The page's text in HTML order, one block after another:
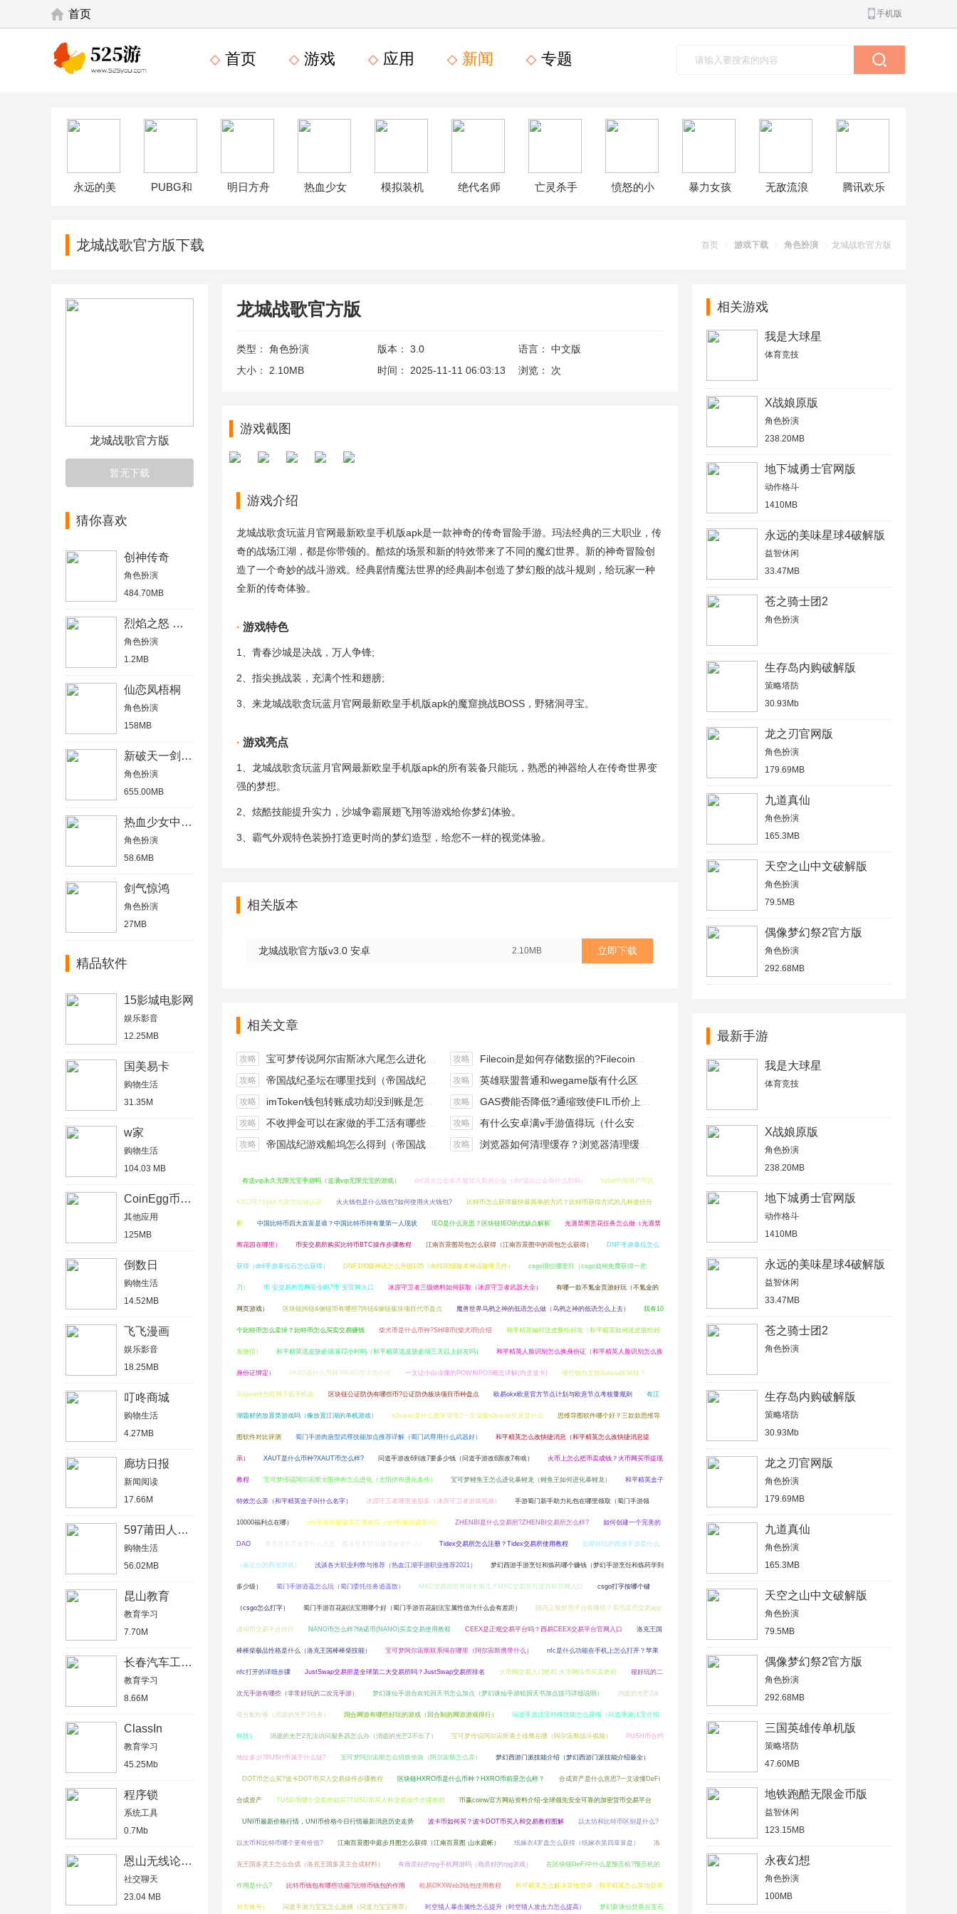
首页 手机版
首页 游戏 应用 新闻 专题
永远的美
解版
PUBG和
验服
明日方舟 热血少女 模拟装机 绝代名师 亡灵杀手 愤怒的小 暴力女孩
化版
无敌流浪 腾讯欢乐
版
首页 > 游戏下载 > 角色扮演 > 龙城战歌官方版
龙城战歌官方版下载
龙城战歌官方版
暂无下载
猜你喜欢
创神传奇
角色扮演
484.70MB
烈焰之怒 怀旧服
角色扮演
1.2MB
仙恋凤梧桐
角色扮演
158MB
新破天一剑官网版
角色扮演
655.00MB
热血少女中文数字版
角色扮演
58.6MB
剑气惊鸿
角色扮演
27MB
精品软件
15影城电影网
娱乐影音
12.25MB
国美易卡
购物生活
31.35M
w家
购物生活
104.03 MB
CoinEgg币蛋网
其他应用
125MB
倒数日
购物生活
14.52MB
飞飞漫画
娱乐影音
18.25MB
叮咚商城
购物生活
4.27MB
廊坊日报
新闻阅读
17.66M
597莆田人才网
购物生活
56.02MB
昆山教育
教育学习
7.70M
长春汽车工业高等专科学校
教育学习
8.66M
ClassIn
教育学习
45.25Mb
程序锁
系统工具
0.7Mb
恩山无线论坛免邀请码版
社交聊天
23.04 MB
龙城战歌官方版
类型： 角色扮演 版本： 3.0 语言：
中文版
大小：
2.10MB 时间： 2025-11-11 06:03:13 浏览： 次
游戏截图
游戏介绍
龙城战歌贪玩蓝月官网最新欧皇手机版apk是一款神奇的传奇冒险手游。玛法经典的三大职业，传
奇的战场江湖，都是你带领的。酷炫的场景和新的特效带来了不同的魔幻世界。新的神奇冒险创
造了一个奇妙的战斗游戏。经典剧情魔法世界的经典副本创造了梦幻般的战斗规则，给玩家一种
全新的传奇体验。
游戏特色
1、青春沙城是决战，万人争锋;
2、指尖挑战装，充满个性和翅膀;
3、来龙城战歌贪玩蓝月官网最新欧皇手机版apk的魔窟挑战BOSS，野猪洞寻宝。
游戏亮点
1、龙城战歌贪玩蓝月官网最新欧皇手机版apk的所有装备只能玩，熟悉的神器给人在传奇世界变
强的梦想。
2、炫酷技能提升实力，沙城争霸展翅飞翔等游戏给你梦幻体验。
3、霸气外观特色装扮打造更时尚的梦幻造型，给您不一样的视觉体验。
相关版本
龙城战歌官方版v3.0 安卓 2.10MB 立即下载
相关文章
攻略 宝可梦传说阿尔宙斯冰六尾怎么进化（宝可梦冰六尾怎么得） 攻略 Filecoin是如何存储数据的?Filecoin的价值体现和未来前景分析
攻略 帝国战纪圣坛在哪里找到（帝国战纪游戏攻略） 攻略 英雄联盟普通和wegame版有什么区别（英雄联盟wegame版和英雄联盟）
攻略 imToken钱包转账成功却没到账是怎么回事? 攻略 GAS费能否降低?通缩致使FIL币价上涨,近看1000U
攻略 不收押金可以在家做的手工活有哪些？四个可以操作的小项目真是可靠 攻略 有什么安卓满v手游值得玩（什么安卓手游好玩）
攻略 帝国战纪游戏船坞怎么得到（帝国战纪战役攻略） 攻略 浏览器如何清理缓存？浏览器清理缓存快捷键
有送vip永久无限元宝手游吗（送满vip无限元宝的游戏） dnf退出公会多久能加入新的公会（dnf退出公会有什么影响） bybit中国用户可以
KYC吗？bybit大陆怎么做认证 火火钱包是什么钱包?如何使用火火钱包? 比特币怎么获得最快最简单的方式？比特币获得方式的几种途径分
析 中国比特币四大首富是谁？中国比特币持有量第一人现状 IEO是什么意思？区块链IEO的优缺点解析 光遇禁阁赏花任务怎么做（光遇禁
阁花园在哪里） 币安交易所购买比特币BTC操作步骤教程 江南百景图荷包怎么获得（江南百景图中的荷包怎么获得） DNF手游泰拉怎么
获得（dnf手游泰拉石怎么获得） DNF100级神话怎么升级105（dnf100级版本神话能带几件） csgo排位哪里打（csgo如何免费获得一把
刀） 币 安交易所官网安全吗?币 安官网入口 冰原守卫者三级燃料如何获取（冰原守卫者武器大全） 有哪一款不氪金页游好玩（不氪金的
网页游戏） 区块链跨链&侧链币有哪些?跨链&侧链板块项目代币盘点 魔兽世界乌鸦之神的低语怎么做（乌鸦之神的低语怎么上去） 我有10
个比特币怎么卖掉？比特币怎么买卖交易赚钱 柴犬币是什么币种?SHIB币(柴犬币)介绍 和平精英如何送皮肤给好友（和平精英如何送皮肤给好
友微信） 和平精英送皮肤必须满72小时吗（和平精英送皮肤必须三天以上好友吗） 和平精英人脸识别怎么换身份证（和平精英人脸识别怎么换
身份证绑定） PAXG是什么币种?PAXG币详细介绍 一文让小白读懂的POW和POS概念详解(内含波卡) 哪些钱包支持Solana区块链？
Solana钱包官网下载手机版 区块链公证防伪有哪些币?公证防伪板块项目币种盘点 欧易okx欧意官方节点计划与欧意节点考核量规则 有江
湖题材的放置类游戏吗（像放置江湖的单机游戏） o3swap是什么数字货币?一文读懂o3swap究竟是什么 思维导图软件哪个好？三款款思维导
图软件对比评测 蜀门手游肉盾型武尊技能加点推荐详解（蜀门武尊用什么武器好） 和平精英怎么改快捷消息（和平精英怎么改快捷消息提
示） XAUT是什么币种?XAUT币怎么样? 问道手游改6到改7要多少钱（问道手游改6跟改7有啥） 火币上怎么把币卖成钱？火币网买币提现
教程 宝可梦传说阿尔宙斯太阳伊布怎么进化（太阳伊布进化条件） 宝可梦鲤鱼王怎么进化暴鲤龙（鲤鱼王如何进化暴鲤龙） 和平精英盒子
特效怎么弄（和平精英盒子叫什么名字） 冰原守卫者哪里油脂多（冰原守卫者游戏视频） 手游蜀门新手助力礼包在哪里领取（蜀门手游领
10000福利点在哪） dnf手游韩服徽章在哪购买（dnf韩服有徽章吗） ZHENBI是什么交易所?ZHENBI交易所怎么样? 如何创建一个完美的
DAO 魔兽世界黑金是什么意思（魔兽世界怀旧服黑金是什么） Tidex交易所怎么注册？Tidex交易所使用教程 近期好玩的西游手游是什么
（最近出的西游游戏） 浅谈各大职业利弊与推荐（热血江湖手游职业推荐2021） 梦幻西游手游烹饪和炼药哪个赚钱（梦幻手游烹饪和炼药学到
多少级） 蜀门手游逍遥怎么玩（蜀门委托任务逍遥散） MXC交易所世界排名第几？MXC交易所百度百科官网入口 csgo打字按哪个键
（csgo怎么打字） 蜀门手游百花副法宝用哪个好（蜀门手游百花副法宝属性值为什么会有差距） 国内正规炒币平台有哪些？买币卖币交易app
虚拟币交易平台排行 NANO币怎么样?纳诺币(NANO)买卖交易使用教程 CEEX是正规交易平台吗？西易CEEX交易平台官网入口 洛克王国
棒棒柴极品性格是什么（洛克王国棒棒柴技能） 宝可梦阿尔宙斯联系绳在哪里（阿尔宙斯携带什么） nfc是什么功能在手机上怎么打开？苹果
nfc打开的详细步骤 JustSwap交易所是全球第二大交易所吗？JustSwap交易所排名 火币网交易入门教程,火币网法币买卖教程 很好玩的二
次元手游有哪些（非常好玩的二次元手游） 梦幻诛仙手游合欢轮回天书怎么加点（梦幻诛仙手游轮回天书加点技巧详细说明） 消逝的光芒2水
塔分配给谁（消逝的光芒2任务） 回合网游有哪些好玩的游戏（回合制的网游游戏排行） 问道手游法宝特殊技能怎么获得（问道手游法宝介绍
特技） 消逝的光芒2无法访问服务器怎么办（消逝的光芒2不出了） 宝可梦传说阿尔宙斯勇士雄鹰在哪（阿尔宙斯战斗视频） PUSH币合约
地址多少?PUSH币属于什么链? 宝可梦阿尔宙斯怎么切换坐骑（阿尔宙斯怎么弄） 梦幻西游门派技能介绍（梦幻西游门派技能介绍最全）
DOT币怎么买?波卡DOT币买入交易操作步骤教程 区块链HXRO币是什么币种？HXRO币前景怎么样？ 合成资产是什么意思?一文读懂DeFi
合成资产 TUSD币哪个交易所能买?TUSD币买入和交易操作步骤教程 币赢coinw官方网站资料介绍-全球领先安全可靠的加密货币交易平台
UNI币最新价格行情，UNI币价格今日行情最新消息历史走势 波卡币如何买？波卡DOT币买入和交易教程图解 以太坊和比特币区别是什么?
以太币和比特币哪个更有价值? 江南百景图中庭步月图怎么获得（江南百景图 山水庭帐） 纸嫁衣4罗盘怎么获得（纸嫁衣第四章算盘） 洛
克王国多灵主怎么合成（洛克王国多灵主合成材料） 有画质好的rpg手机网游吗（画质好的rpg游戏） 在区块链DeFi中什么是预言机?预言机的
作用是什么? 比特币钱包有哪些功能?比特币钱包的作用 欧易OKXWeb3钱包使用教程 和平精英怎么解决异地登录（和平精英怎么异地登录
对方账号） 问道手游力宝宝怎么选择（问道力宝宝推荐） 时空猎人暴击属性怎么提升（时空猎人攻击力怎么提高） 梦幻新诛仙焚香谷宝石
相关游戏
我是大球星
体育竞技
X战娘原版
角色扮演
238.20MB
地下城勇士官网版
动作格斗
1410MB
永远的美味星球4破解版
益智休闲
33.47MB
苍之骑士团2
角色扮演
生存岛内购破解版
策略塔防
30.93Mb
龙之刃官网版
角色扮演
179.69MB
九道真仙
角色扮演
165.3MB
天空之山中文破解版
角色扮演
79.5MB
偶像梦幻祭2官方版
角色扮演
292.68MB
最新手游
我是大球星
体育竞技
X战娘原版
角色扮演
238.20MB
地下城勇士官网版
动作格斗
1410MB
永远的美味星球4破解版
益智休闲
33.47MB
苍之骑士团2
角色扮演
生存岛内购破解版
策略塔防
30.93Mb
龙之刃官网版
角色扮演
179.69MB
九道真仙
角色扮演
165.3MB
天空之山中文破解版
角色扮演
79.5MB
偶像梦幻祭2官方版
角色扮演
292.68MB
三国英雄传单机版
策略塔防
47.60MB
地铁跑酷无限金币版
益智休闲
123.15MB
永夜幻想
角色扮演
100MB